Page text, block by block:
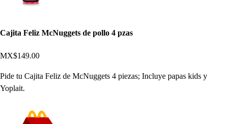
Cajita Feliz McNuggets de pollo 4 pzas
MX$149.00
Pide tu Cajita Feliz de McNuggets 4 piezas; Incluye papas kids y
Yoplait.